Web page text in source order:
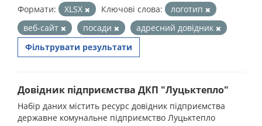
Формати:
XLSX Ключові слова:
логотип
веб-сайт
посади
адресний довідник
Фільтрувати результати
Довідник підприємства ДКП "Луцьктепло"
Набір даних містить ресурс довідник підприємства
державне комунальне підприємство Луцьктепло